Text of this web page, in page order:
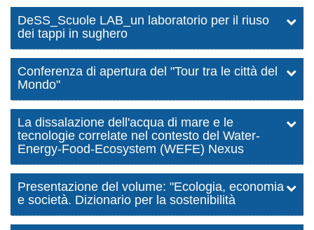
DeSS_Scuole LAB_un laboratorio per il riuso
dei tappi in sughero
Conferenza di apertura del "Tour tra le città del
Mondo"
La dissalazione dell'acqua di mare e le
tecnologie correlate nel contesto del Water-
Energy-Food-Ecosystem (WEFE) Nexus
Presentazione del volume: "Ecologia, economia
e società. Dizionario per la sostenibilità